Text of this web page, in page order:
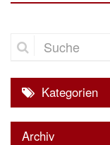
Suche
Kategorien
Archiv